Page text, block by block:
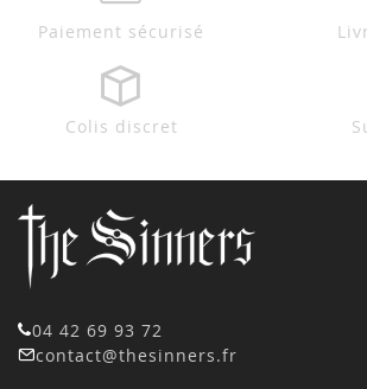
Paiement sécurisé
Colis discret
04 42 69 93 72
contact@thesinners.fr